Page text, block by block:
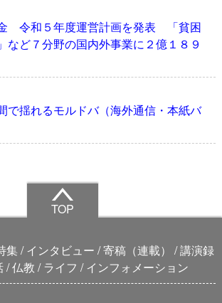
令和５年度運営計画を発表 「貧困
など７分野の国内外事業に２億１８９
で揺れるモルドバ（海外通信・本紙バ
TOP
集 インタビュー 寄稿（連載）
講演録
仏教 ライフ
インフォメーション